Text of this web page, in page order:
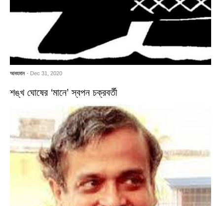
আবহমান - Dec 31, 2020
শঙ্খ ঘোষের ‘মানে’ স্বপন চক্রবর্তী